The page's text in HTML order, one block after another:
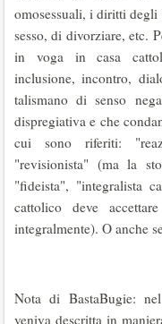
omosessuali, i diritti
sesso, di divorziare, etc.
in voga in casa
inclusione, incontro,
talismano di senso
dispregiativa e che
cui sono riferiti:
"revisionista" (ma la
"ﬁdeista", "integralista
cattolico deve
integralmente). O anche
Nota di BastaBugie:
veniva descritta in